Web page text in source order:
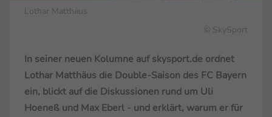
Lothar Matthäus
© SkySport
In seiner neuen Kolumne auf skysport.de ordnet
Lothar Matthäus die Double-Saison des FC Bayern
ein, blickt auf die Diskussionen rund um Uli
Hoeneß und Max Eberl - und erklärt, warum er für